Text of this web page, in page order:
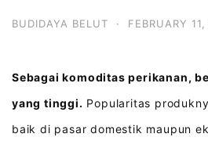
BUDIDAYA BELUT · FEBRUARY
Sebagai komoditas perikanan,
yang tinggi. Popularitas
baik di pasar domestik maupun